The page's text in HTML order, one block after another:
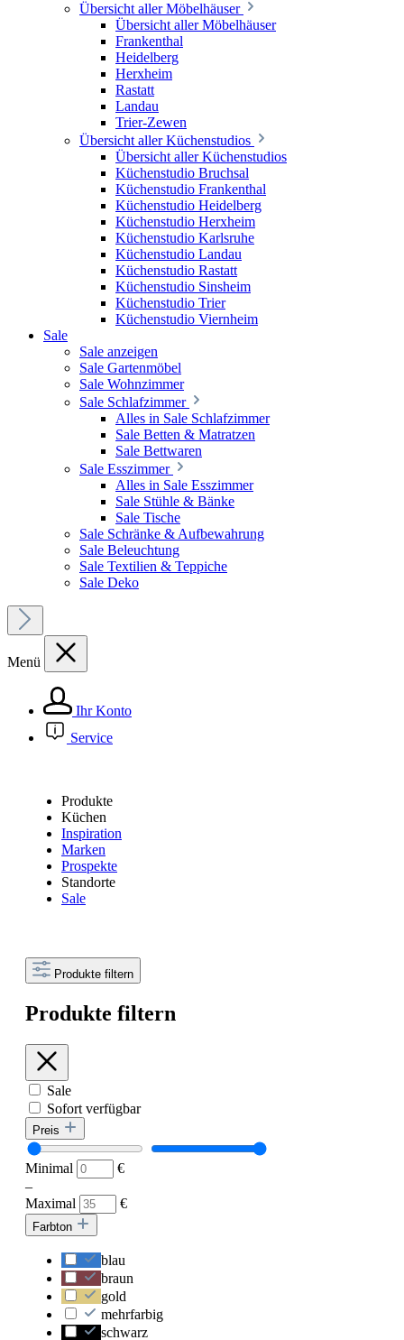
Übersicht aller Möbelhäuser
Übersicht aller Möbelhäuser
Frankenthal
Heidelberg
Herxheim
Rastatt
Landau
Trier-Zewen
Übersicht aller Küchenstudios
Übersicht aller Küchenstudios
Küchenstudio Bruchsal
Küchenstudio Frankenthal
Küchenstudio Heidelberg
Küchenstudio Herxheim
Küchenstudio Karlsruhe
Küchenstudio Landau
Küchenstudio Rastatt
Küchenstudio Sinsheim
Küchenstudio Trier
Küchenstudio Viernheim
Sale
Sale anzeigen
Sale Gartenmöbel
Sale Wohnzimmer
Sale Schlafzimmer
Alles in Sale Schlafzimmer
Sale Betten & Matratzen
Sale Bettwaren
Sale Esszimmer
Alles in Sale Esszimmer
Sale Stühle & Bänke
Sale Tische
Sale Schränke & Aufbewahrung
Sale Beleuchtung
Sale Textilien & Teppiche
Sale Deko
Menü
Ihr Konto
Service
Produkte
Küchen
Inspiration
Marken
Prospekte
Standorte
Sale
Produkte filtern
Produkte filtern
Sale
Sofort verfügbar
Preis
Minimal
€
–
Maximal
€
Farbton
blau
braun
gold
mehrfarbig
schwarz